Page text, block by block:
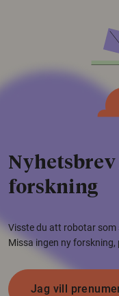
forskning
Visste du att robotar som
Missa ingen ny
Jag vill